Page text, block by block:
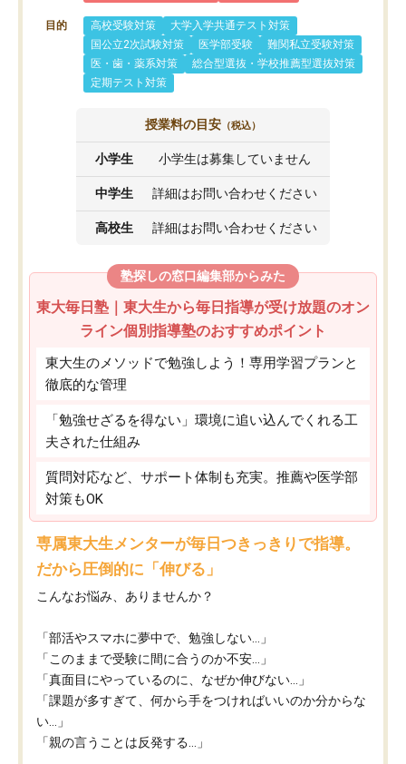
目的 高校受験対策
大学入学共通テスト対策
国公立2次試験対策
医学部受験
難関私立受験対策
医・歯・薬系対策
総合型選抜・学校推薦型選抜対策
定期テスト対策
授業料の目安 （税込）
小学生 小学生は募集していません
中学生 詳細はお問い合わせください
高校生 詳細はお問い合わせください
塾探しの窓口編集部からみた
東大毎日塾｜東大生から毎日指導が受け放題のオン
ライン個別指導塾のおすすめポイント
東大生のメソッドで勉強しよう！専用学習プランと
徹底的な管理
「勉強せざるを得ない」環境に追い込んでくれる工
夫された仕組み
質問対応など、サポート体制も充実。推薦や医学部
対策もOK
専属東大生メンターが毎日つきっきりで指導。
だから圧倒的に「伸びる」
こんなお悩み、ありませんか？
「部活やスマホに夢中で、勉強しない…」
「このままで受験に間に合うのか不安…」
「真面目にやっているのに、なぜか伸びない…」
「課題が多すぎて、何から手をつければいいのか分からな
い…」
「親の言うことは反発する…」